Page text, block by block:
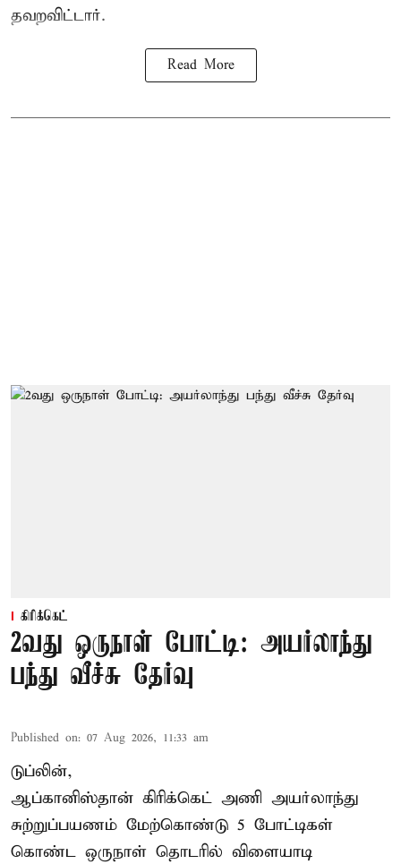
தவறவிட்டார்.
Read More
கிரிக்கெட்
2வது ஒருநாள் போட்டி: அயர்லாந்து
பந்து வீச்சு தேர்வு
Published on: 07 Aug 2026, 11:33 am
டுப்லின்,
ஆப்கானிஸ்தான் கிரிக்கெட் அணி அயர்லாந்து
சுற்றுப்பயணம் மேற்கொண்டு 5 போட்டிகள்
கொண்ட ஒருநாள் தொடரில் விளையாடி